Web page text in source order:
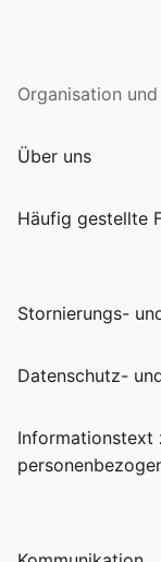
Organisation
Über uns
Häufig gestellte
Stornierungs-
Datenschutz-
Informationstext